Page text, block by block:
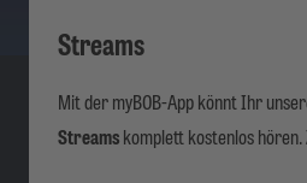
Streams
Mit der myBOB-App könnt Ihr
Streamskomplett kostenlos